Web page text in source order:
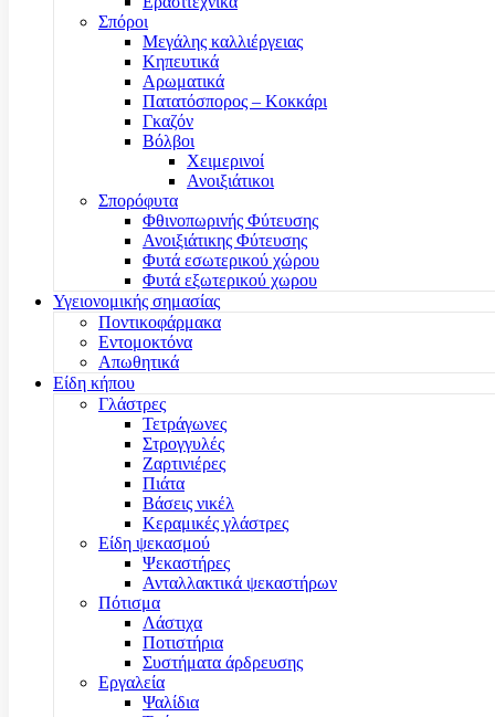
Σπόροι
Μεγάλης καλλιέργειας
Κηπευτικά
Αρωματικά
Πατατόσπορος – Κοκκάρι
Γκαζόν
Βόλβοι
Χειμερινοί
Ανοιξιάτικοι
Σπορόφυτα
Φθινοπωρινής Φύτευσης
Ανοιξιάτικης Φύτευσης
Φυτά εσωτερικού χώρου
Φυτά εξωτερικού χωρου
Υγειονομικής σημασίας
Ποντικοφάρμακα
Εντομοκτόνα
Απωθητικά
Είδη κήπου
Γλάστρες
Τετράγωνες
Στρογγυλές
Ζαρτινιέρες
Πιάτα
Βάσεις νικέλ
Κεραμικές γλάστρες
Είδη ψεκασμού
Ψεκαστήρες
Ανταλλακτικά ψεκαστήρων
Πότισμα
Λάστιχα
Ποτιστήρια
Συστήματα άρδρευσης
Εργαλεία
Ψαλίδια